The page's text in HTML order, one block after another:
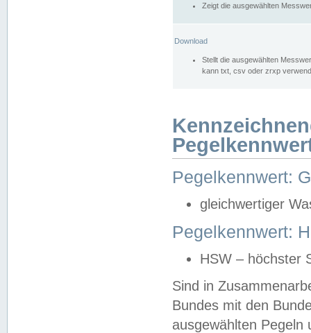
Zeigt die ausgewählten
Download
Stellt die ausgewählten
kann txt, csv oder zrxp
Pegelkennwert:
gleichwertiger
Pegelkennwert:
HSW – höchster
Sind in
Bundes mit den
ausgewählten